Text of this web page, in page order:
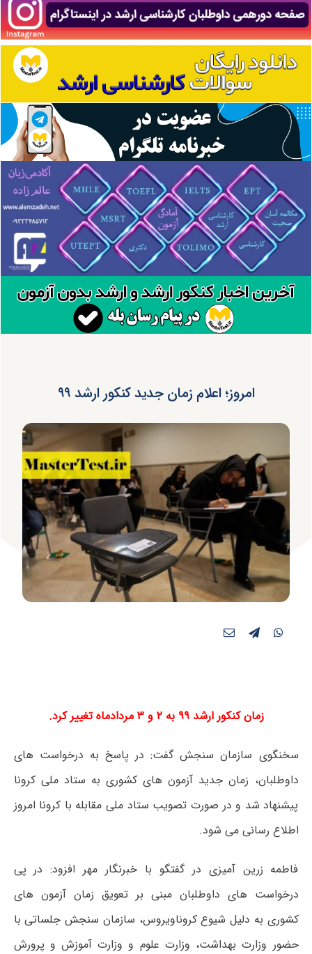
امروز؛ اعلام زمان جدید کنکور ارشد ۹۹
زمان کنکور ارشد ۹۹ به ۲ و ۳ مردادماه تغییر کرد.
سخنگوی سازمان سنجش گفت: در پاسخ به درخواست های
داوطلبان، زمان جدید آزمون های کشوری به ستاد ملی کرونا
پیشنهاد شد و در صورت تصویب ستاد ملی مقابله با کرونا امروز
اطلاع رسانی می شود.
فاطمه زرین آمیزی در گفتگو با خبرنگار مهر افزود: در پی
درخواست های داوطلبان مبنی بر تعویق زمان آزمون های
کشوری به دلیل شیوع کروناویروس، سازمان سنجش جلساتی با
حضور وزارت بهداشت، وزارت علوم و وزارت آموزش و پرورش